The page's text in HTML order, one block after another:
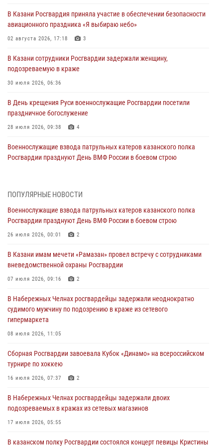
В Казани Росгвардия приняла участие в обеспечении безопасности
авиационного праздника «Я выбираю небо»
02 августа 2026, 17:18 3
В Казани сотрудники Росгвардии задержали женщину,
подозреваемую в краже
30 июля 2026, 06:36
В День крещения Руси военнослужащие Росгвардии посетили
праздничное богослужение
28 июля 2026, 09:38 4
Военнослужащие взвода патрульных катеров казанского полка
Росгвардии празднуют День ВМФ России в боевом строю
Татарстанские росгвардейцы завоевали «бронзу» в окружном этапе
24 июля 2026, 15:05 4
В казанском полку Росгвардии состоялся концерт певицы Кристины
В Нижнекамске сотрудники Росгвардии задержали подозреваемого
23 июля 2026, 06:47
В Казани Росгвардия приняла участие в обеспечении безопасности
крестного хода и освящения храма
ПОПУЛЯРНЫЕ НОВОСТИ
Военнослужащие взвода патрульных катеров казанского полка
Росгвардии празднуют День ВМФ России в боевом строю
26 июля 2026, 00:01 2
В Казани имам мечети «Рамазан» провел встречу с сотрудниками
вневедомственной охраны Росгвардии
07 июля 2026, 09:16 2
В Набережных Челнах росгвардейцы задержали неоднократно
судимого мужчину по подозрению в краже из сетевого
гипермаркета
08 июля 2026, 11:05
Сборная Росгвардии завоевала Кубок «Динамо» на всероссийском
турнире по хоккею
16 июля 2026, 07:37 2
В Набережных Челнах росгвардейцы задержали двоих
подозреваемых в кражах из сетевых магазинов
17 июля 2026, 05:55
В казанском полку Росгвардии состоялся концерт певицы Кристины